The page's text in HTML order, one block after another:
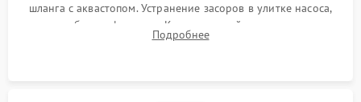
шланга с аквастопом. Устранение засоров в улитке насоса,
патрубках и фильтрах. Компонентный ремонт платы
управления, восстановление поврежденной проводки.
Подробнее